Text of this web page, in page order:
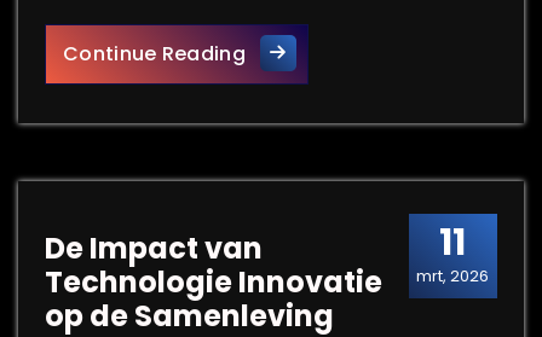
Continue ReadingDe Cruciale Rol van
11
mrt, 2026
De Impact van
Technologie Innovatie
op de Samenleving